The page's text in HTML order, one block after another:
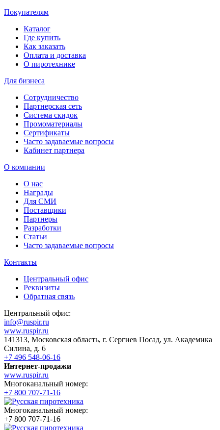
Покупателям
Каталог
Где купить
Как заказать
Оплата и доставка
О пиротехнике
Для бизнеса
Сотрудничество
Партнерская сеть
Система скидок
Промоматериалы
Сертификаты
Часто задаваемые вопросы
Кабинет партнера
О компании
О нас
Награды
Для СМИ
Поставщики
Партнеры
Разработки
Статьи
Часто задаваемые вопросы
Контакты
Центральный офис
Реквизиты
Обратная связь
Центральный офис:
info@ruspir.ru
www.ruspir.ru
141313, Московская область, г. Сергиев Посад, ул. Академика
Силина, д. 6
+7 496 548-06-16
Интернет-продажи
www.ruspir.ru
Многоканальный номер:
+7 800 707-71-16
Многоканальный номер:
+7 800 707-71-16